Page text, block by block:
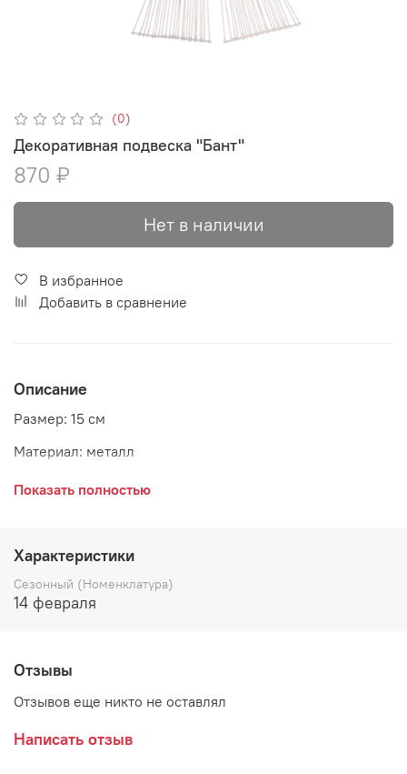
(0)
Декоративная подвеска "Бант"
870 ₽
Нет в наличии
В избранное
Добавить в сравнение
Описание
Размер: 15 см
Материал: металл
Страна: Эстония
Украшение отражает современное видение автора,
поэтому бант выполнен из тонких металлических
прутьев. Если Ваш интерьер - это сочетание
неординарных вещей, то декоративная подвеска «Бант»
Показать полностью
Характеристики
Сезонный (Номенклатура)
14 февраля
Отзывы
Отзывов еще никто не оставлял
Написать отзыв